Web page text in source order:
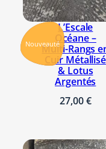
Nouveauté
L’Escale
Océane –
Multi-Rangs
Cuir Métallisé
& Lotus
Argentés
27,00€